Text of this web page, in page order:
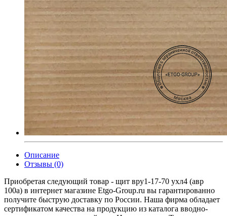
Описание
Отзывы (0)
Приобретая следующий товар - щит вру1-17-70 ухл4 (авр
100а) в интернет магазине Etgo-Group.ru вы гарантированно
получите быструю доставку по России. Наша фирма обладает
сертификатом качества на продукцию из каталога вводно-